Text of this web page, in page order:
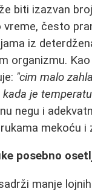
biti izazvan
vreme, često
iz
organizmu.
"cim malo
je
negu i
mekoću i
posebno
manje